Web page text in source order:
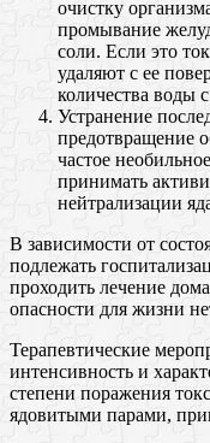
очистку
промывание
соли. Если это
удаляют с ее
количества воды
Устранение
предотвращение
частое
принимать
нейтрализации
В зависимости от
подлежать
проходить лечение
опасности для жизни
Терапевтические
интенсивность и
степени поражения
ядовитыми парами,